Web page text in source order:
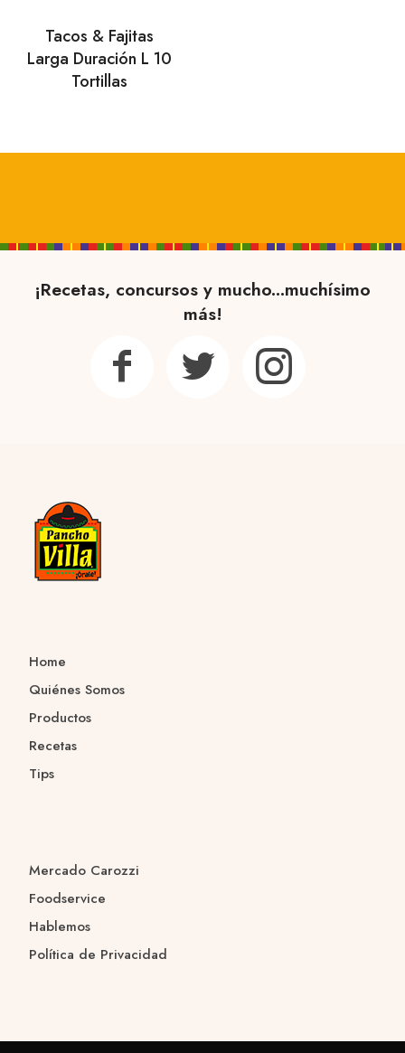
Tacos & Fajitas
Larga Duración L 10
Tortillas
¡Recetas, concursos y mucho...muchísimo
más!
Home
Quiénes Somos
Productos
Recetas
Tips
Mercado Carozzi
Foodservice
Hablemos
Política de Privacidad